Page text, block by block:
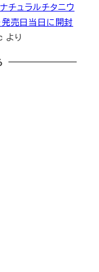
チュラルチタニウ
発売日当日に開封
より